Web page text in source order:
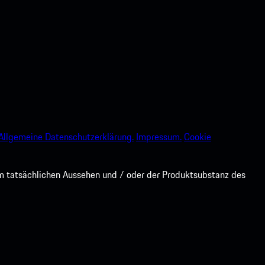
Datenschutzerklärung. Impressum.Cookie
Aussehen und / oder der Produktsubstanz des